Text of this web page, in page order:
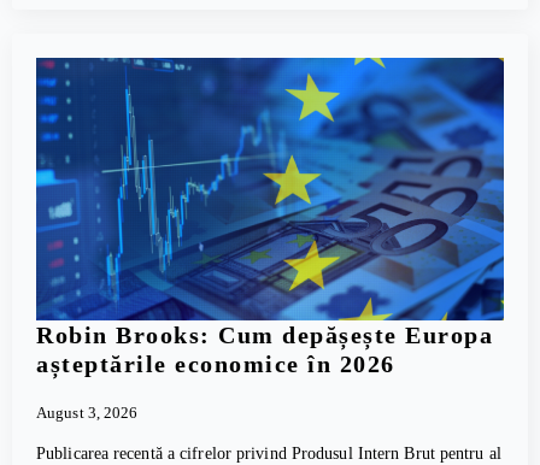
Robin Brooks: Cum depășește Europa
așteptările economice în 2026
August 3, 2026
Publicarea recentă a cifrelor privind Produsul Intern Brut pentru al